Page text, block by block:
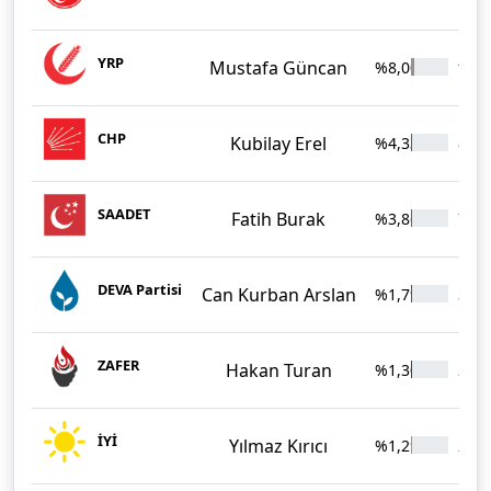
YRP Mustafa Güncan %8,00
CHP Kubilay Erel %4,33 813
SAADET Fatih Burak %3,86 726
DEVA Partisi Can Kurban Arslan %1,79 336
ZAFER Hakan Turan %1,30 245
İYİ Yılmaz Kırıcı %1,29 242